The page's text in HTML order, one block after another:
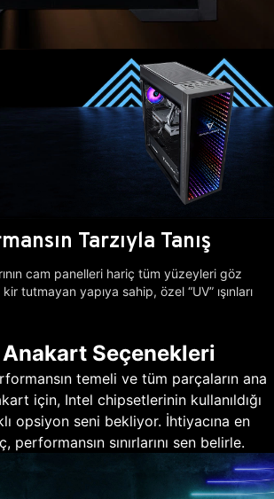
Tarzıyla Tanış
cam panelleri hariç tüm yüzeyleri göz
tutmayan yapıya sahip, özel “UV” ışınları
Seçenekleri
temeli ve tüm parçaların ana
için, Intel chipsetlerinin kullanıldığı
opsiyon seni bekliyor. İhtiyacına en
performansın sınırlarını sen belirle.